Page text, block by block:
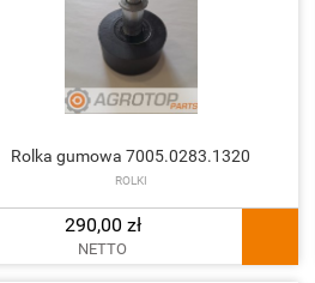
Rolka gumowa 7005.0283.1320
ROLKI
290,00 zł
NETTO